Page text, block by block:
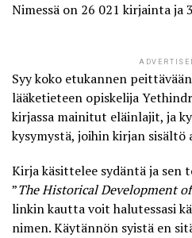
Nimessä on 26 021 kirjainta ja
Syy koko etukannen
lääketieteen opiskelija
kirjassa mainitut eläinlajit, ja
kysymystä, joihin kirjan sisältö
Kirja käsittelee sydäntä ja sen
”The Historical Development
linkin kauttavoit halutessasi
nimen. Käytännön syistä en